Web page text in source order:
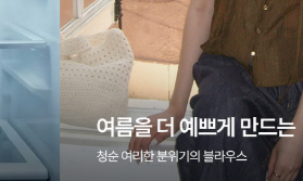
38INCH~